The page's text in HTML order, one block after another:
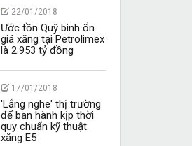
22/01/2018
Ước tồn Quỹ bình ổn
giá xăng tại Petrolimex
là 2.953 tỷ đồng
17/01/2018
'Lắng nghe' thị trường
để ban hành kịp thời
quy chuẩn kỹ thuật
xăng E5